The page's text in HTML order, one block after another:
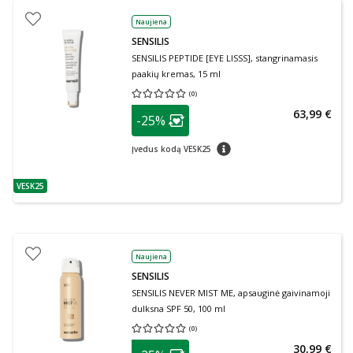
patarimas
VESK25
Naujiena
SENSILIS
SENSILIS PEPTIDE [EYE LISSS], stangrinamasis
paakių kremas, 15 ml
(0)
Vidutinis įvertinimas 0.00
patarimas
Lojalumo klubo narių nuolaida
-25%
Įvedus kodą VESK25 patarimas
63,99 €
Naujiena
SENSILIS
SENSILIS NEVER MIST ME, apsauginė gaivinamoji
dulksna SPF 50, 100 ml
(0)
Vidutinis įvertinimas 0.00
patarimas 30,99 €